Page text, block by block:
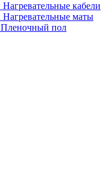
Нагревательные кабели
Нагревательные маты
Пленочный пол